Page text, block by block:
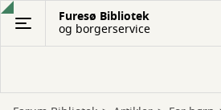
Gå
hovedindhold
Furesø Bibliotek
og borgerservice